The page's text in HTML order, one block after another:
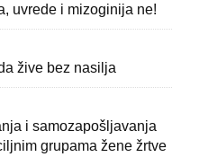
uvrede i mizoginija ne!
žive bez nasilja
i samozapošljavanja
grupama žene žrtve